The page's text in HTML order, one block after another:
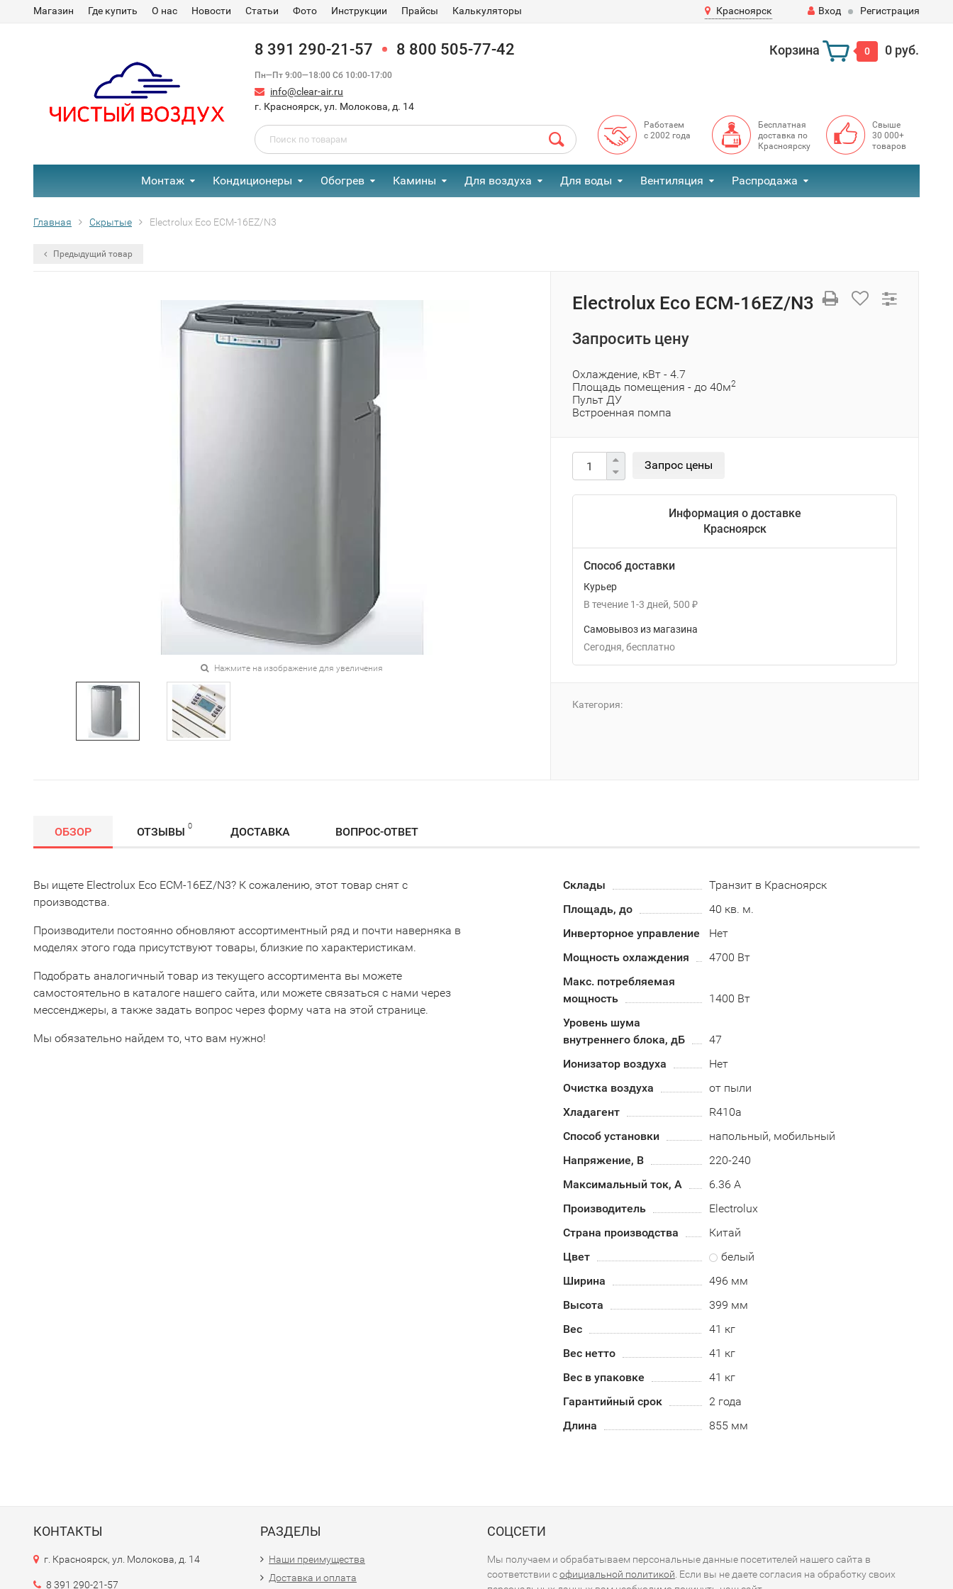
Магазин Где купить О нас Новости Статьи Фото Инструкции Прайсы Калькуляторы Красноярск Вход Регистрация
8 391 290-21-57 8 800 505-77-42
Пн—Пт 9:00—18:00 Сб 10:00-17:00
info@clear-air.ru
г. Красноярск, ул. Молокова, д. 14
Корзина 0 0 руб.
Работаем
с 2002 года
Бесплатная
доставка по
Красноярску
Свыше
30 000+
товаров
Монтаж Кондиционеры Обогрев Камины Для воздуха Для воды Вентиляция Распродажа
Главная Скрытые Electrolux Eco ECM-16EZ/N3
Предыдущий товар
Нажмите на изображение для увеличения
Electrolux Eco ECM-16EZ/N3
Запросить цену
Охлаждение, кВт - 4.7
Площадь помещения - до 40м2
Пульт ДУ
Встроенная помпа
Информация о доставке
Красноярск
Способ доставки
Курьер
В течение 1-3 дней 500 ₽
Самовывоз из магазина
Сегодня
Бесплатно
Категория:
ОБЗОР ОТЗЫВЫ 0 ДОСТАВКА ВОПРОС-ОТВЕТ
Вы ищете Electrolux Eco ECM-16EZ/N3? К сожалению, этот товар снят с
производства.
Производители постоянно обновляют ассортиментный ряд и почти наверняка в
моделях этого года присутствуют товары, близкие по характеристикам.
Подобрать аналогичный товар из текущего ассортимента вы можете
самостоятельно в каталоге нашего сайта, или можете связаться с нами через
мессенджеры, а также задать вопрос через форму чата на этой странице.
Мы обязательно найдем то, что вам нужно!
Склады
Транзит в Красноярск
Площадь, до
40 кв. м.
Инверторное управление
Нет
Мощность охлаждения
4700 Вт
Макс. потребляемая
мощность
1400 Вт
Уровень шума
внутреннего блока, дБ
47
Ионизатор воздуха
Нет
Очистка воздуха
от пыли
Хладагент
R410a
Способ установки
напольный, мобильный
Напряжение, В
220-240
Максимальный ток, А
6.36 А
Производитель
Electrolux
Страна производства
Китай
Цвет
белый
Ширина
496 мм
Высота
399 мм
Вес
41 кг
Вес нетто
41 кг
Вес в упаковке
41 кг
Гарантийный срок
2 года
Длина
855 мм
КОНТАКТЫ
г. Красноярск, ул. Молокова, д. 14
8 391 290-21-57
РАЗДЕЛЫ
Наши преимущества
Доставка и оплата
СОЦСЕТИ
Мы получаем и обрабатываем персональные данные посетителей нашего сайта в
соответствии софициальной политикой . Если вы не даете согласия на обработку своих